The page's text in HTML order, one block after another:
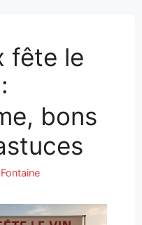
fête le
bons